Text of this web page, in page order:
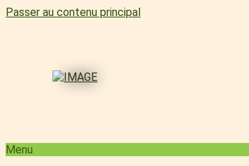
Passer au contenu principal
Menu